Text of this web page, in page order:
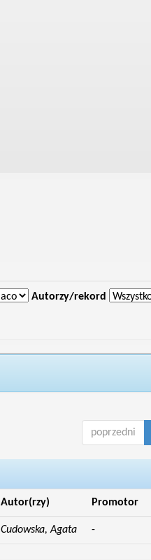
Autorzy/rekord
poprzedni
Autor(rzy) Promotor
Cudowska, Agata -